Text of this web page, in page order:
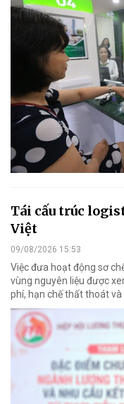
Tái cấu trúc
Việt
09/08/2026 15:53
Việc đưa hoạt động sơ
vùng nguyên liệu được
phí, hạn chế thất thoát và